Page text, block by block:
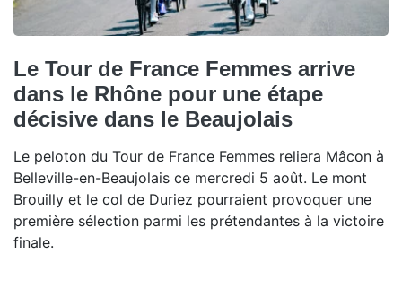
Le Tour de France Femmes arrive
dans le Rhône pour une étape
décisive dans le Beaujolais
Le peloton du Tour de France Femmes reliera Mâcon à
Belleville-en-Beaujolais ce mercredi 5 août. Le mont
Brouilly et le col de Duriez pourraient provoquer une
première sélection parmi les prétendantes à la victoire
finale.